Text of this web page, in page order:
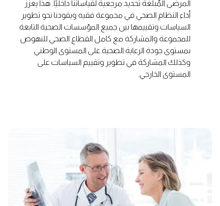
المرضى المُبلغة تحديد مرجعية لقياساتنا داخليًا. هذا يعزز
أداء النظام الصحي في مجموعة فقيه ويقودنا نحو تطوير
السياسات وتقييمها بين جميع المؤسسات الصحية التابعة
للمجموعة والمشاركة مع كامل القطاع الصحي للنهوض
بمستوى جودة الرعاية الصحية على المستوى الوطني
وكذلك المشاركة في تطوير وتقييم السياسات على
المستوى الخارجي.